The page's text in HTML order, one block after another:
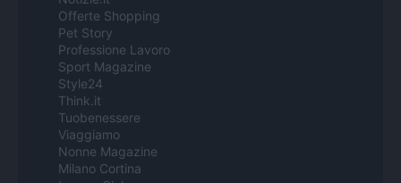
Offerte Shopping
Pet Story
Professione Lavoro
Sport Magazine
Style24
Think.it
Tuobenessere
Viaggiamo
Nonne Magazine
Milano Cortina